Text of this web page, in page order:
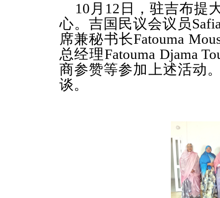
10月12日，驻吉布提
心。吉国民议会议员
席兼秘书长Fatouma
总经理Fatouma Djama
商参赞等参加上述活动
谈。